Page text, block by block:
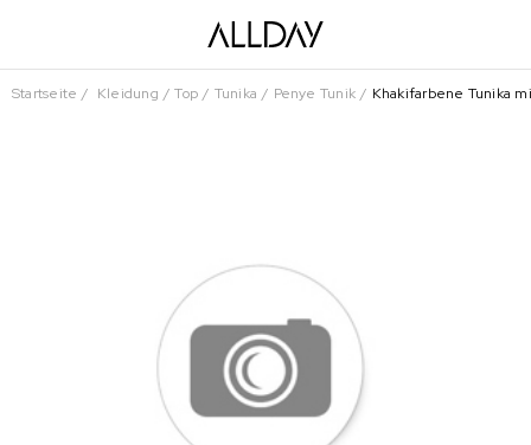
Startseite Kleidung Top Tunika Penye Tunik Khakifarbene Tunika